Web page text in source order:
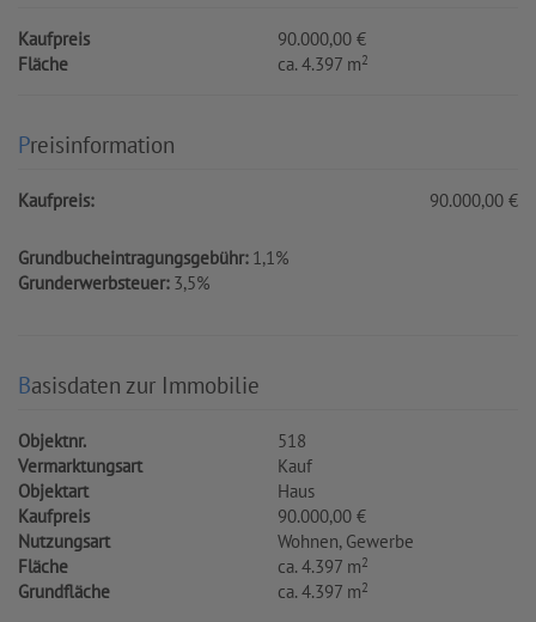
Kaufpreis
90.000,00 €
Fläche
ca. 4.397 m2
Preisinformation
Kaufpreis: 90.000,00 €
Grundbucheintragungsgebühr: 1,1%
Grunderwerbsteuer: 3,5%
Basisdaten zur Immobilie
Objektnr.
518
Vermarktungsart
Kauf
Objektart
Haus
Kaufpreis
90.000,00 €
Nutzungsart
Wohnen Gewerbe
Fläche
ca. 4.397 m2
Grundfläche ca. 4.397 m2